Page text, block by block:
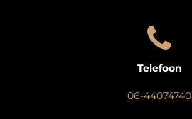
Telefoon
06-44074740